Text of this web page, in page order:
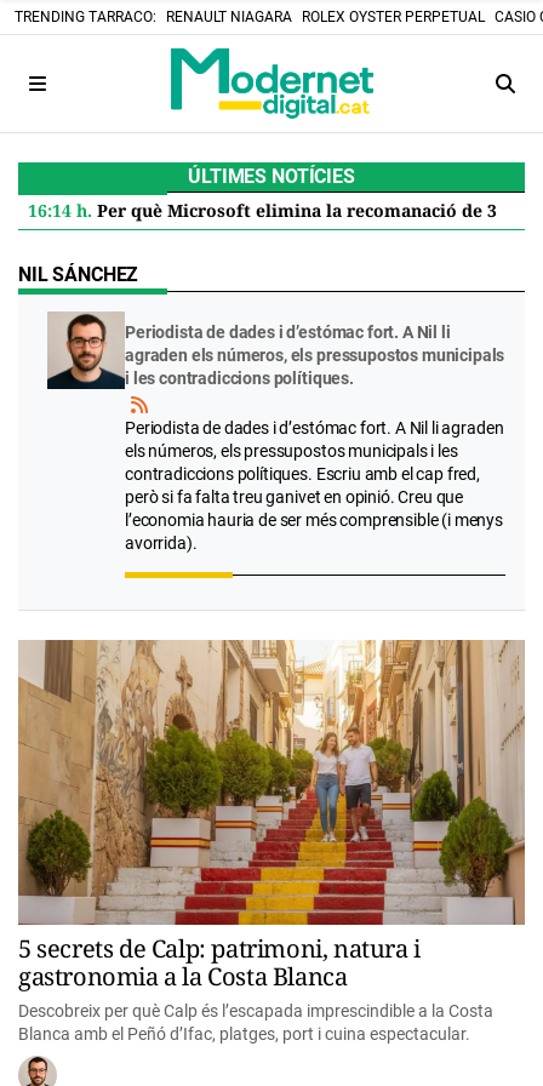
TRENDING TARRACO: RENAULT NIAGARA ROLEX OYSTER PERPETUAL CASIO
ÚLTIMES NOTÍCIES
16:14 h. Per què Microsoft elimina la recomanació de 32 GB de RAM per a Windows 11 i què significa per a tu
NIL SÁNCHEZ
Periodista de dades i d’estómac fort. A Nil li
agraden els números, els pressupostos municipals
i les contradiccions polítiques.
Periodista de dades i d’estómac fort. A Nil li agraden
els números, els pressupostos municipals i les
contradiccions polítiques. Escriu amb el cap fred,
però si fa falta treu ganivet en opinió. Creu que
l’economia hauria de ser més comprensible (i menys
avorrida).
5 secrets de Calp: patrimoni, natura i
gastronomia a la Costa Blanca
Descobreix per què Calp és l’escapada imprescindible a la Costa
Blanca amb el Peñó d’Ifac, platges, port i cuina espectacular.